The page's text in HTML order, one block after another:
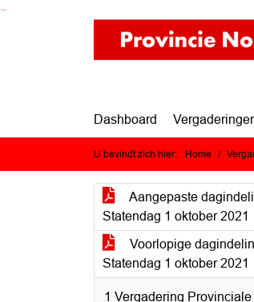
Ga naar de inhoud van deze pagina
Ga naar het zoeken
Ga naar het menu
Dashboard
U bevindt zich hier: Home
Aangepaste
Statendag 1 oktober 2021
Voorlopige
Statendag 1 oktober 2021
1 Vergadering Provinciale